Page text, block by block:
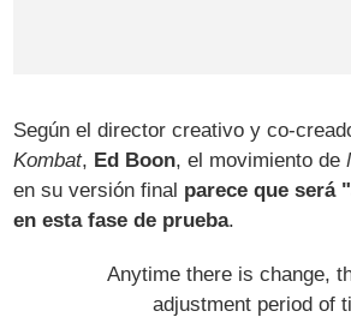
Según el director creativo y co-
Kombat, Ed Boon, el movimiento de
en su versión final parece que será
en esta fase de prueba.
Anytime there is change,
adjustment period of